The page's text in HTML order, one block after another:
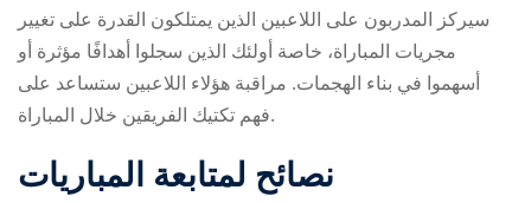
سيركز المدربون على اللاعبين الذين يمتلكون القدرة على تغيير
مجريات المباراة، خاصة أولئك الذين سجلوا أهدافًا مؤثرة أو
أسهموا في بناء الهجمات. مراقبة هؤلاء اللاعبين ستساعد على
فهم تكتيك الفريقين خلال المباراة.
نصائح لمتابعة المباريات